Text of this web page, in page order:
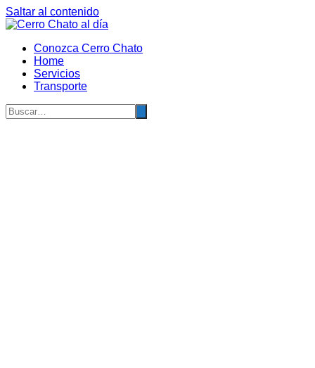
Saltar al contenido
Conozca Cerro Chato
Home
Servicios
Transporte